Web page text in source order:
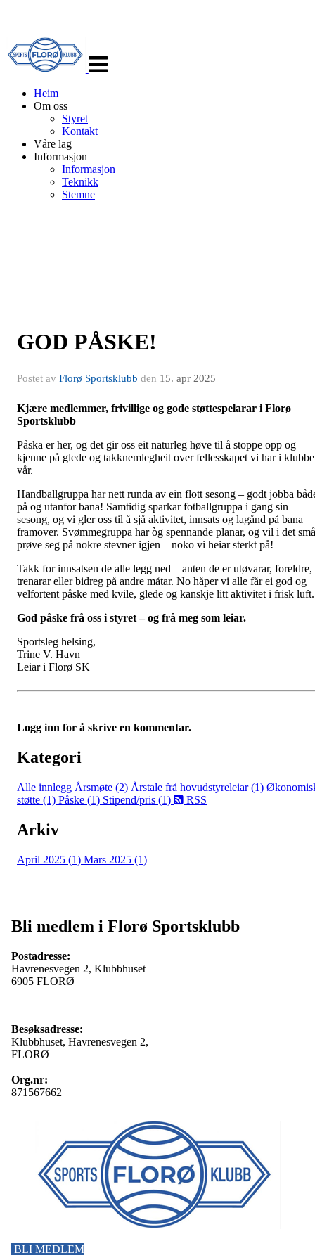
navigasjon
Heim
Om oss
Styret
Kontakt
Våre lag
Informasjon
Informasjon
Teknikk
Stemne
GOD PÅSKE!
Postet av Florø Sportsklubb den 15. apr 2025
Kjære medlemmer, frivillige og gode støttespelarar i Florø
Sportsklubb
Påska er her, og det gir oss eit naturleg høve til å stoppe opp og
kjenne på glede og takknemlegheit over fellesskapet vi har i
vår.
Handballgruppa har nett runda av ein flott sesong – godt jobba
på og utanfor bana! Samtidig sparkar fotballgruppa i gang sin
sesong, og vi gler oss til å sjå aktivitet, innsats og lagånd på bana
framover. Svømmegruppa har òg spennande planar, og vil i det små
prøve seg på nokre stevner igjen – noko vi heiar sterkt på!
Takk for innsatsen de alle legg ned – anten de er utøvarar, foreldre,
trenarar eller bidreg på andre måtar. No håper vi alle får ei god og
velfortent påske med kvile, glede og kanskje litt aktivitet i frisk luft.
God påske frå oss i styret – og frå meg som leiar.
Sportsleg helsing,
Trine V. Havn
Leiar i Florø SK
Logg inn for å skrive en kommentar.
Kategori
Alle innlegg Årsmøte (2) Årstale frå hovudstyreleiar (1)
støtte (1) Påske (1) Stipend/pris (1) RSS
Arkiv
April 2025 (1) Mars 2025 (1)
Bli medlem i Florø Sportsklubb
Postadresse:
Havrenesvegen 2, Klubbhuset
6905 FLORØ
Besøksadresse:
Klubbhuset, Havrenesvegen 2,
FLORØ
Org.nr:
871567662
BLI MEDLEM